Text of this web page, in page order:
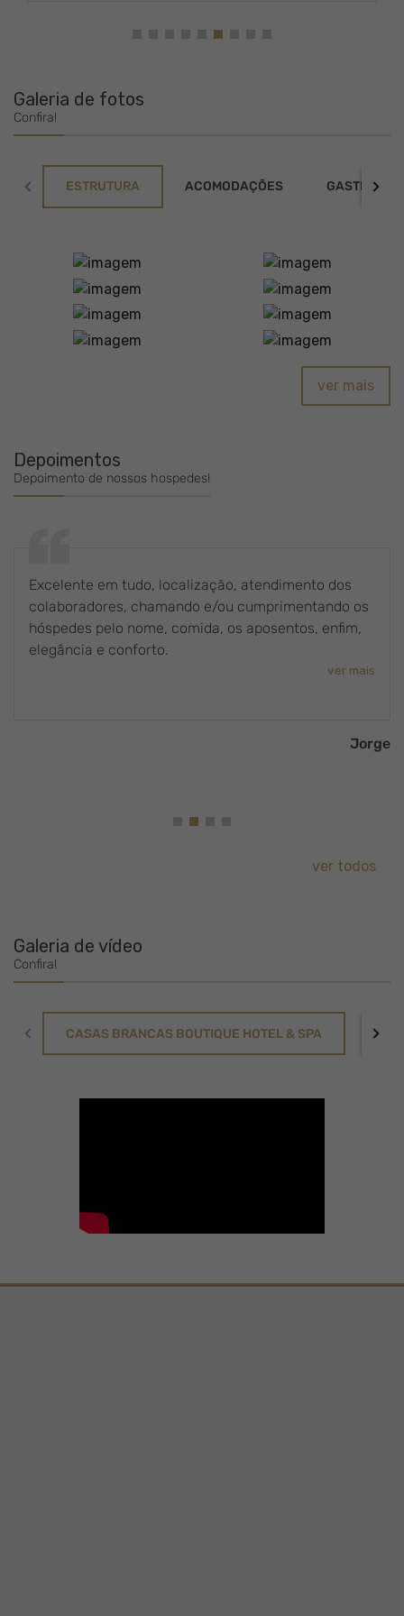
Galeria de fotos
Confira!
ESTRUTURA ACOMODAÇÕES
ver mais
Depoimentos
Depoimento de nossos hospedes!
Excelente em tudo, localização, atendimento dos
colaboradores, chamando e/ou cumprimentando os
hóspedes pelo nome, comida, os aposentos, enfim,
elegância e conforto.
ver mais
Jorge
ver todos
Galeria de vídeo
Confira!
CASAS BRANCAS BOUTIQUE HOTEL & SPA SPA